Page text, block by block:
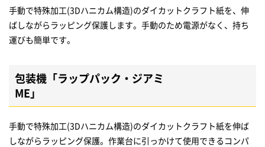
手動で特殊加工(3Dハニカム構造)のダイカットクラフト紙を、伸
ばしながらラッピング保護します。手動のため電源がなく、持ち
運びも簡単です。
包装機「ラップパック・ジアミ
ME」
手動で特殊加工(3Dハニカム構造)のダイカットクラフト紙を伸ば
しながらラッピング保護。作業台に引っかけて使用できるコンパ